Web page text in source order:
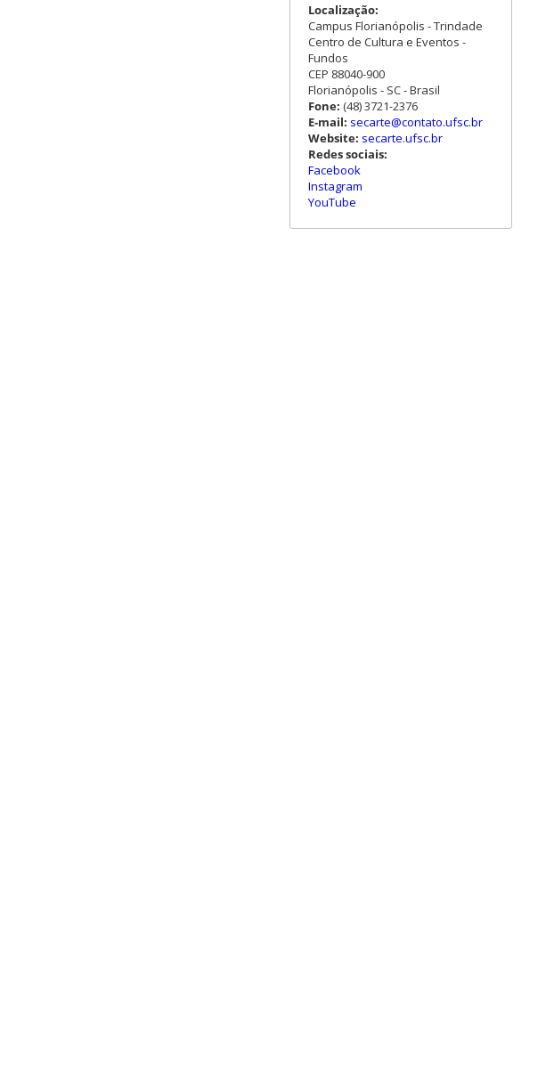
Localização:
Campus Florianópolis - Trindade
Centro de Cultura e Eventos -
Fundos
CEP 88040-900
Florianópolis - SC - Brasil
Fone: (48) 3721-2376
E-mail: secarte@contato.ufsc.br
Website: secarte.ufsc.br
Redes sociais:
Facebook
Instagram
YouTube